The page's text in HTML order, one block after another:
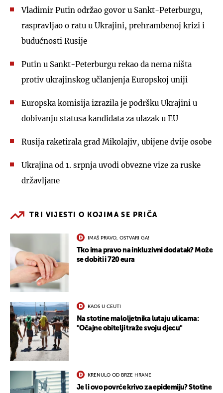
Vladimir Putin održao govor u Sankt-Peterburgu,
raspravljao o ratu u Ukrajini, prehrambenoj krizi i
budućnosti Rusije
Putin u Sankt-Peterburgu rekao da nema ništa
protiv ukrajinskog učlanjenja Europskoj uniji
Europska komisija izrazila je podršku Ukrajini u
dobivanju statusa kandidata za ulazak u EU
Rusija raketirala grad Mikolajiv, ubijene dvije osobe
Ukrajina od 1. srpnja uvodi obvezne vize za ruske
državljane
TRI VIJESTI O KOJIMA SE PRIČA
IMAŠ PRAVO, OSTVARI GA!
Tko ima pravo na inkluzivni dodatak? Može
se dobiti i 720 eura
KAOS U CEUTI
Na stotine maloljetnika lutaju ulicama:
"Očajne obitelji traže svoju djecu"
KRENULO OD BRZE HRANE
Je li ovo povrće krivo za epidemiju? Stotine